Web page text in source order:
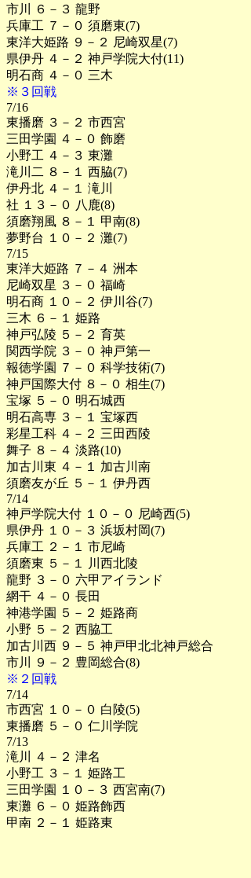
市川 ６－３ 龍野
兵庫工 ７－０ 須磨東(7)
東洋大姫路 ９－２ 尼崎双星(7)
県伊丹 ４－２ 神戸学院大付(11)
明石商 ４－０ 三木
※３回戦
7/16
東播磨 ３－２ 市西宮
三田学園 ４－０ 飾磨
小野工 ４－３ 東灘
滝川二 ８－１ 西脇(7)
伊丹北 ４－１ 滝川
社 １３－０ 八鹿(8)
須磨翔風 ８－１ 甲南(8)
夢野台 １０－２ 灘(7)
7/15
東洋大姫路 ７－４ 洲本
尼崎双星 ３－０ 福崎
明石商 １０－２ 伊川谷(7)
三木 ６－１ 姫路
神戸弘陵 ５－２ 育英
関西学院 ３－０ 神戸第一
報徳学園 ７－０ 科学技術(7)
神戸国際大付 ８－０ 相生(7)
宝塚 ５－０ 明石城西
明石高専 ３－１ 宝塚西
彩星工科 ４－２ 三田西陵
舞子 ８－４ 淡路(10)
加古川東 ４－１ 加古川南
須磨友が丘 ５－１ 伊丹西
7/14
神戸学院大付 １０－０ 尼崎西(5)
県伊丹 １０－３ 浜坂村岡(7)
兵庫工 ２－１ 市尼崎
須磨東 ５－１ 川西北陵
龍野 ３－０ 六甲アイランド
網干 ４－０ 長田
神港学園 ５－２ 姫路商
小野 ５－２ 西脇工
加古川西 ９－５ 神戸甲北北神戸総合
市川 ９－２ 豊岡総合(8)
※２回戦
7/14
市西宮 １０－０ 白陵(5)
東播磨 ５－０ 仁川学院
7/13
滝川 ４－２ 津名
小野工 ３－１ 姫路工
三田学園 １０－３ 西宮南(7)
東灘 ６－０ 姫路飾西
甲南 ２－１ 姫路東